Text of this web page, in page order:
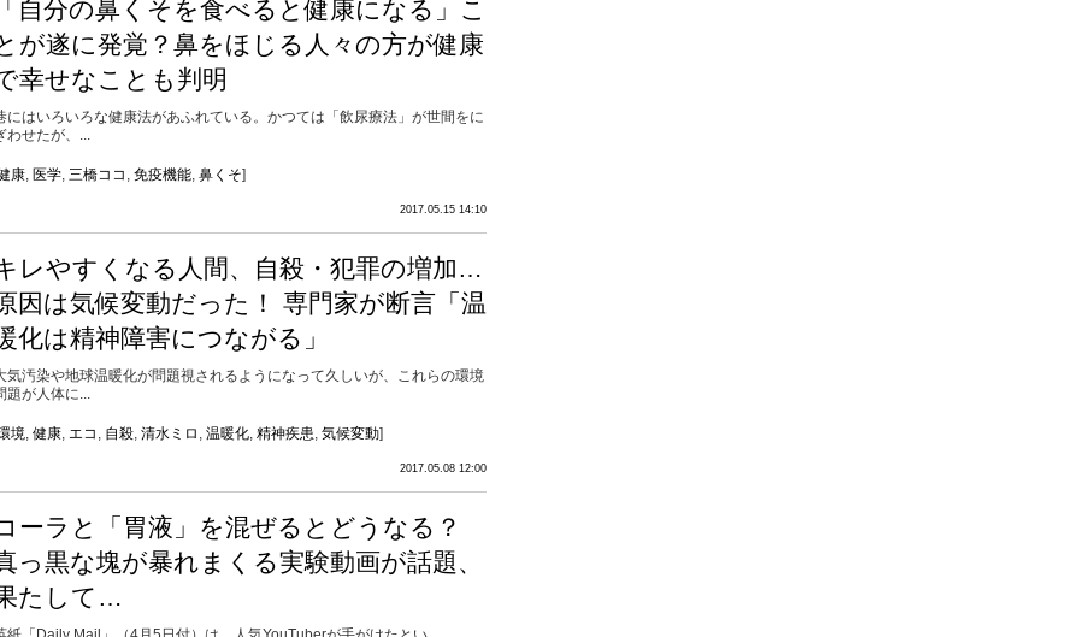
自分の鼻くそを食べると健康になる」こ
が遂に発覚？鼻をほじる人々の方が健康
幸せなことも判明
にはいろいろな健康法があふれている。かつては「飲尿療法」が世間をに
わせたが、...
康, 医学, 三橋ココ , 免疫機能, 鼻くそ]
2017.05.15 14:10
レやすくなる人間、自殺・犯罪の増加…
因は気候変動だった！ 専門家が断言「温
化は精神障害につながる」
気汚染や地球温暖化が問題視されるようになって久しいが、これらの環境
題が人体に...
境, 健康, エコ , 自殺, 清水ミロ , 温暖化, 精神疾患, 気候変動]
2017.05.08 12:00
ーラと「胃液」を混ぜるとどうなる？
っ黒な塊が暴れまくる実験動画が話題、
たして…